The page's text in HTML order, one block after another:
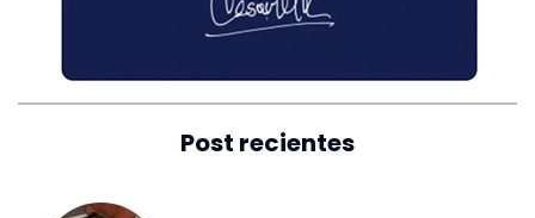
Post recientes